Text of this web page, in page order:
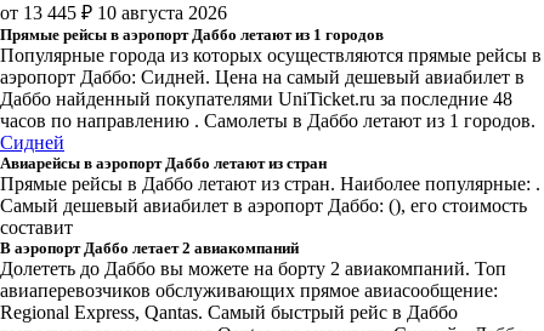
от 13 445 ₽ 10 августа 2026
Прямые рейсы в аэропорт Даббо летают из 1 городов
Популярные города из которых осуществляются прямые рейсы в
аэропорт Даббо: Сидней. Цена на самый дешевый авиабилет в
Даббо найденный покупателями UniTicket.ru за последние 48
часов по направлению . Самолеты в Даббо летают из 1 городов.
Сидней
Авиарейсы в аэропорт Даббо летают из стран
Прямые рейсы в Даббо летают из стран. Наиболее популярные: .
Самый дешевый авиабилет в аэропорт Даббо: (), его стоимость
составит
В аэропорт Даббо летает 2 авиакомпаний
Долететь до Даббо вы можете на борту 2 авиакомпаний. Топ
авиаперевозчиков обслуживающих прямое авиасообщение:
Regional Express, Qantas. Самый быстрый рейс в Даббо